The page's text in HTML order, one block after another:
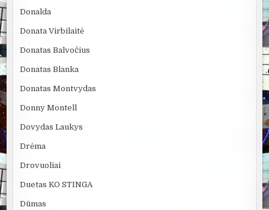
Donalda
Donata Virbilaitė
Donatas Balvočius
Donatas Blanka
Donatas Montvydas
Donny Montell
Dovydas Laukys
Drėma
Drovuoliai
Duetas KO STINGA
Dūmas